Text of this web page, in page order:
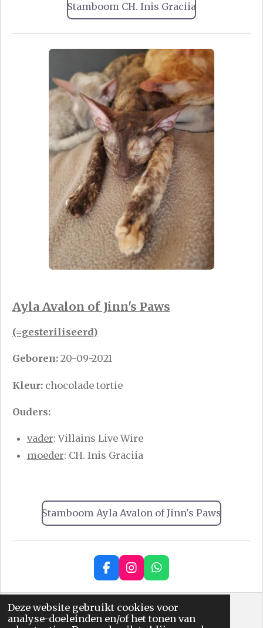
Deze website gebruikt cookies voor
analyse-doeleinden en/of het tonen van
Stamboom CH. Inis Graciia
Ayla Avalon of Jinn's Paws
(=gesteriliseerd)
Geboren: 20-09-2021
Kleur: chocolade tortie
Ouders:
vader: Villains Live Wire
moeder: CH. Inis Graciia
Stamboom Ayla Avalon of Jinn's Paws
F
a
c
e
b
I
n
s
t
a
W
h
a
t
s
Cornish Rex Cattery of Jinn's Paws
Powered by JouwWeb